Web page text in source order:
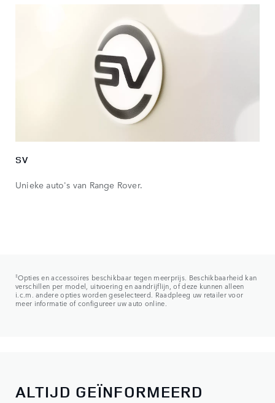
SV
Unieke auto's van Range Rover.
‡Opties en accessoires beschikbaar tegen meerprijs. Beschikbaarheid kan
verschillen per model, uitvoering en aandrijflijn, of deze kunnen alleen
i.c.m. andere opties worden geselecteerd. Raadpleeg uw retailer voor
meer informatie of configureer uw auto online.
ALTIJD GEÏNFORMEERD